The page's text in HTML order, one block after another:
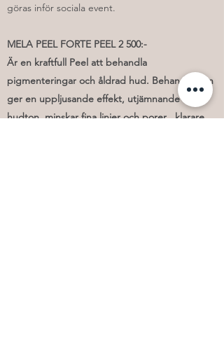
göras inför sociala event.
MELA PEEL FORTE PEEL 2 500:-
Är en kraftfull Peel att behandla
pigmenteringar och åldrad hud. Behandlingen
ger en uppljusande effekt, utjämnande
hudton, minskar fina linjer och porer , klarare